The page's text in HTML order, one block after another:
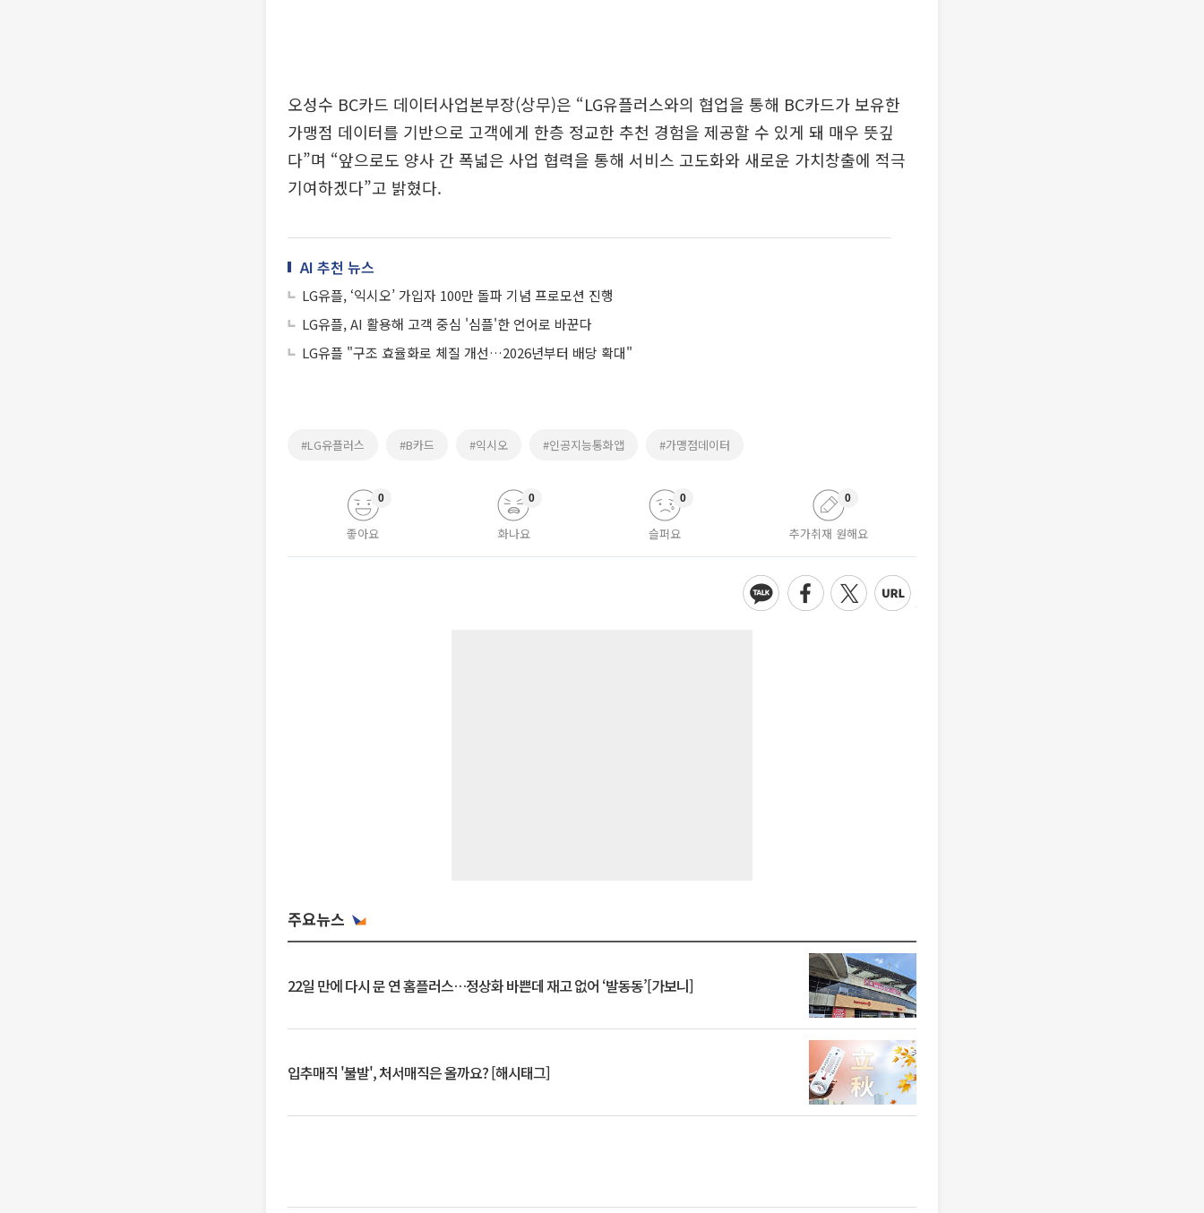
오성수 BC카드 데이터사업본부장(상무)은 “LG유플러스와의 협업을 통해 BC카드가 보유한
가맹점 데이터를 기반으로 고객에게 한층 정교한 추천 경험을 제공할 수 있게 돼 매우 뜻깊
다”며 “앞으로도 양사 간 폭넓은 사업 협력을 통해 서비스 고도화와 새로운 가치창출에 적극
기여하겠다”고 밝혔다.
AI 추천 뉴스
LG유플, ‘익시오’ 가입자 100만 돌파 기념 프로모션 진행
LG유플, AI 활용해 고객 중심 '심플'한 언어로 바꾼다
LG유플 "구조 효율화로 체질 개선…2026년부터 배당 확대"
#LG유플러스 #B카드 #익시오 #인공지능통화앱 #가맹점데이터
좋아요
0
화나요
0
슬퍼요
0
추가취재 원해요
0
주요뉴스
22일 만에 다시 문 연 홈플러스…정상화 바쁜데 재고 없어 ‘발동동’[가보니]
입추매직 '불발', 처서매직은 올까요? [해시태그]